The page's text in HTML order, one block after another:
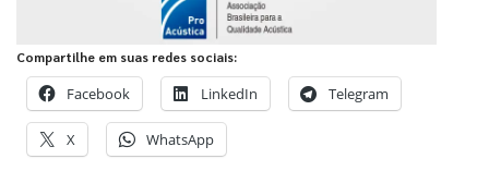
Compartilhe em suas redes sociais:
Facebook LinkedIn Telegram
X WhatsApp